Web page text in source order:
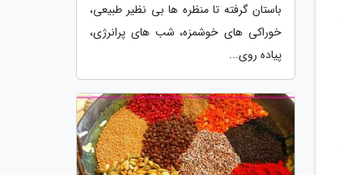
باستان گرفته تا منظره ها بی نظیر طبیعی،
خوراکی های خوشمزه، شب های پرانرژی،
پیاده روی...